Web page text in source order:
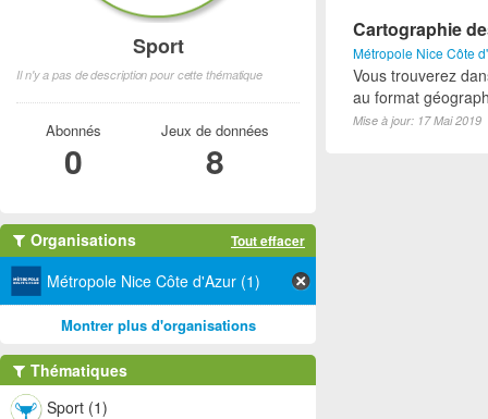
Cartographie
Métropole Nice Côte
Vous trouverez
au format
Mise à jour: 17 Mai 2019
Sport
Il n'y a pas de description pour cette thématique
Abonnés
0
Jeux de données
8
Organisations Tout effacer
Métropole Nice Côte d'Azur (1)
Montrer plus d'organisations
Thématiques
Sport (1)